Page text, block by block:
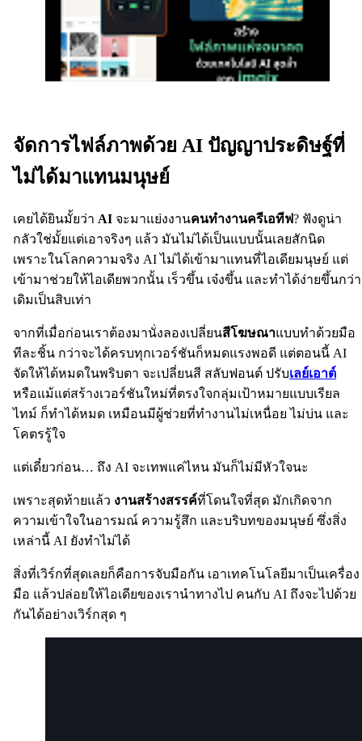
จัดการไฟล์ภาพด้วย AI ปัญญาประดิษฐ์ที่
ไม่ได้มาแทนมนุษย์
เคยได้ยินมั้ยว่า AI จะมาแย่งงานคนทำงานครีเอทีฟ? ฟังดูน่า
กลัวใช่มั้ยแต่เอาจริงๆ แล้ว มันไม่ได้เป็นแบบนั้นเลยสักนิด
เพราะในโลกความจริง AI ไม่ได้เข้ามาแทนที่ไอเดียมนุษย์ แต่
เข้ามาช่วยให้ไอเดียพวกนั้น เร็วขึ้น เจ๋งขึ้น และทำได้ง่ายขึ้นกว่า
เดิมเป็นสิบเท่า
จากที่เมื่อก่อนเราต้องมานั่งลองเปลี่ยนสีโฆษณาแบบทำด้วยมือ
ทีละชิ้น กว่าจะได้ครบทุกเวอร์ชันก็หมดแรงพอดี แต่ตอนนี้ AI
จัดให้ได้หมดในพริบตา จะเปลี่ยนสี สลับฟอนต์ ปรับเลย์เอาต์
หรือแม้แต่สร้างเวอร์ชันใหม่ที่ตรงใจกลุ่มเป้าหมายแบบเรียล
ไทม์ ก็ทำได้หมด เหมือนมีผู้ช่วยที่ทำงานไม่เหนื่อย ไม่บ่น และ
โคตรรู้ใจ
แต่เดี๋ยวก่อน… ถึง AI จะเทพแค่ไหน มันก็ไม่มีหัวใจนะ
เพราะสุดท้ายแล้ว งานสร้างสรรค์ที่โดนใจที่สุด มักเกิดจาก
ความเข้าใจในอารมณ์ ความรู้สึก และบริบทของมนุษย์ ซึ่งสิ่ง
เหล่านี้ AI ยังทำไม่ได้
สิ่งที่เวิร์กที่สุดเลยก็คือการจับมือกัน เอาเทคโนโลยีมาเป็นเครื่อง
มือ แล้วปล่อยให้ไอเดียของเรานำทางไป คนกับ AI ถึงจะไปด้วย
กันได้อย่างเวิร์กสุด ๆ